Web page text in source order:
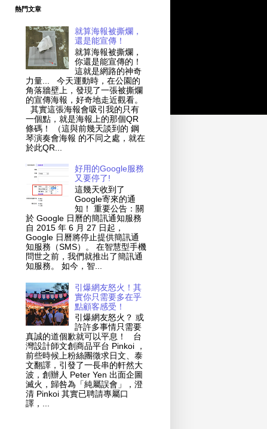
熱門文章
就算海報被撕爛，
還是能宣傳！
就算海報被撕爛，
你還是能宣傳的！
這就是網路的神奇
力量... 今天運動時，在公園的
角落牆壁上，發現了一張被撕爛
的宣傳海報，好奇地走近觀看。
其實這張海報會吸引我的只有
一個點，就是海報上的那個QR
條碼！ （這與前幾天談到的 鋼
琴演奏會海報 的不同之處，就在
於此QR...
好用的Google服務
又要停了!
這幾天收到了
Google寄來的通
知！ 重要公告：關
於 Google 日曆的簡訊通知服務
自 2015 年 6 月 27 日起，
Google 日曆將停止提供簡訊通
知服務（SMS）。 在智慧型手機
問世之前，我們就推出了簡訊通
知服務。 如今，智...
引爆網友怒火！其
實你只需要多在乎
點顧客感受！
引爆網友怒火？ 或
許許多事情只需要
真誠的道個歉就可以平息！ 台
灣設計師文創商品平台 Pinkoi ，
前些時候上粉絲團徵求日文、泰
文翻譯，引發了一長串的軒然大
波，創辦人 Peter Yen 出面企圖
滅火，歸咎為「純屬誤會」，澄
清 Pinkoi 其實已聘請專屬口
譯，...